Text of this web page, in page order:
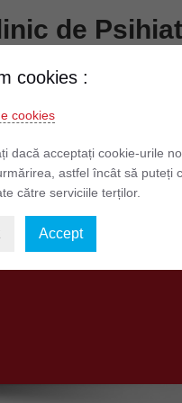
de
nr. 7 – 9 Telefon:
cu Caracter Personal
cookies :
cookies
dacă acceptați cookie-urile
astfel încât să puteți
către serviciile terților.
Accept